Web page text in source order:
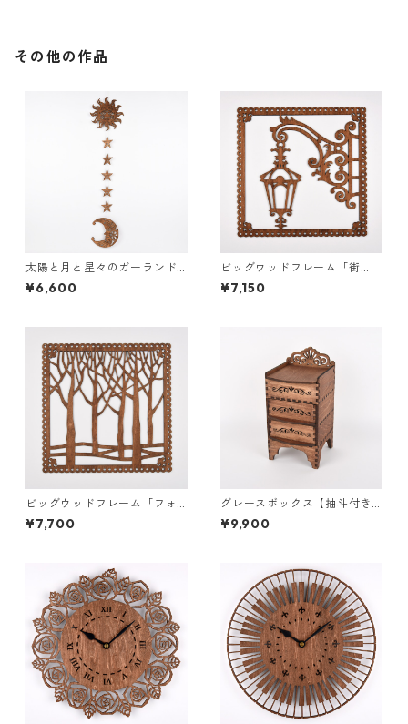
その他の作品
太陽と月と星々のガーランド
（木の壁飾り）
¥6,600
ビッグウッドフレーム「街
灯」
¥7,150
ビッグウッドフレーム「フォ
レスト」
¥7,700
グレースボックス【抽斗付き
３段】（木製道具箱）
¥9,900